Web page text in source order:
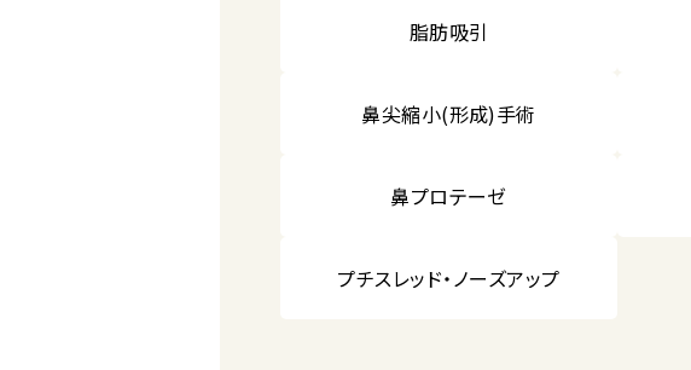
脂肪吸引
鼻尖縮小(形成)手術
鼻プロテーゼ
プチスレッド・ノーズアップ